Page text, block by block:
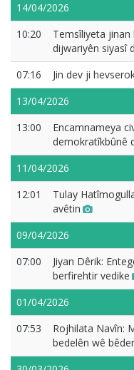
14/04/2026
10:20
Temsîliyeta jinan
dijwariyên siyasî
07:16
Jin dev ji
13/04/2026
13:00
Encamnameya
demokratîkbûnê
11/04/2026
12:01
Tulay
avêtin
09/04/2026
07:00
Jiyan Dêrik:
berfirehtir vedike
01/04/2026
07:53
Rojhilata Navîn:
bedelên wê